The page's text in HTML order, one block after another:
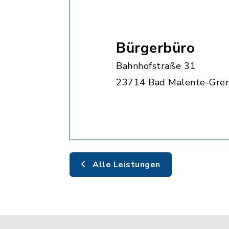
Bürgerbüro
Bahnhofstraße 31
23714 Bad Malente-
Alle Leistungen